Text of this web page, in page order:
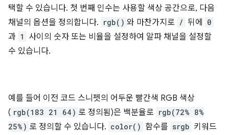
택할 수 있습니다. 첫 번째 인수는 사용할 색상 공간으로, 다음
채널의 옵션을 정의합니다. rgb() 와 마찬가지로 / 뒤에 0
과 1
사이의 숫자 또는 비율을 설정하여 알파 채널을 설정할
수 있습니다.
예를 들어 이전 코드 스니펫의 어두운 빨간색 RGB 색상
( rgb(183 21 64) 로 정의됨)은 백분율로 rgb(72% 8%
25%) 로 정의할 수 있습니다. color() 함수를 srgb 키워드